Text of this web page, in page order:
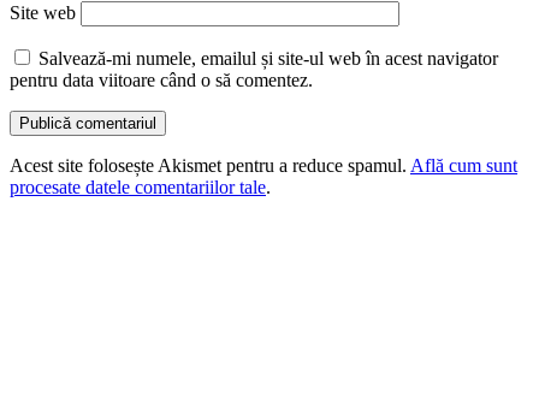
Site web
Salvează-mi numele, emailul și site-ul web în acest navigator
pentru data viitoare când o să comentez.
Acest site folosește Akismet pentru a reduce spamul. Află cum sunt
procesate datele comentariilor tale.